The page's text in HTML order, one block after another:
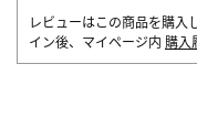
レビューはこの商品を購入
イン後、マイページ内 購入